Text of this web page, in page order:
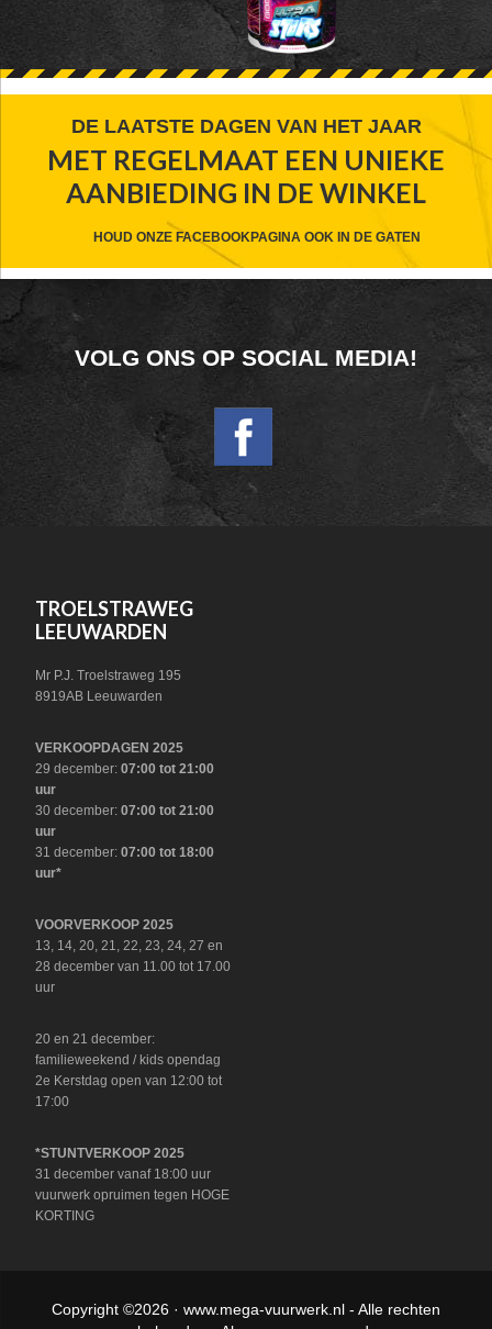
FOOTER
WIDGET
HEADER
DE LAATSTE DAGEN VAN HET JAAR
MET REGELMAAT EEN UNIEKE
AANBIEDING IN DE WINKEL
HOUD ONZE FACEBOOKPAGINA OOK IN DE GATEN
FOOTER
WIDGET
HEADER
SOCIAL
VOLG ONS OP SOCIAL MEDIA!
TROELSTRAWEG
LEEUWARDEN
Mr P.J. Troelstraweg 195
8919AB Leeuwarden
VERKOOPDAGEN 2025
29 december:07:00 tot 21:00
uur
30 december:07:00 tot 21:00
uur
31 december:07:00 tot 18:00
uur*
VOORVERKOOP 2025
13, 14, 20, 21, 22, 23, 24, 27 en
28 december van 11.00 tot 17.00
uur
20 en 21 december:
familieweekend / kids opendag
2e Kerstdag open van 12:00 tot
17:00
*STUNTVERKOOP 2025
31 december vanaf 18:00 uur
vuurwerk opruimen tegen HOGE
KORTING
Copyright ©2026 · www.mega-vuurwerk.nl - Alle rechten